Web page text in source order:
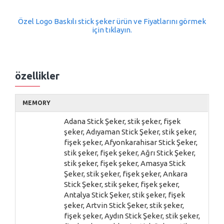
Özel Logo Baskılı stick şeker ürün ve Fiyatlarını görmek
için tıklayın.
özellikler
MEMORY
Adana Stick Şeker, stik şeker, fişek
şeker, Adıyaman Stick Şeker, stik şeker,
fişek şeker, Afyonkarahisar Stick Şeker,
stik şeker, fişek şeker, Ağrı Stick Şeker,
stik şeker, fişek şeker, Amasya Stick
Şeker, stik şeker, fişek şeker, Ankara
Stick Şeker, stik şeker, fişek şeker,
Antalya Stick Şeker, stik şeker, fişek
şeker, Artvin Stick Şeker, stik şeker,
fişek şeker, Aydın Stick Şeker, stik şeker,